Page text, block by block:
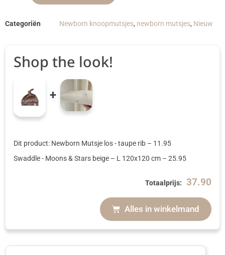
Categoriën Newborn knoopmutsjes, newborn mutsjes, Nieuw
Shop the look!
+
Totaalprijs: 37.90
Alles in winkelmand
Dit product: Newborn Mutsje los - taupe rib – 11.95
Swaddle - Moons & Stars beige – L 120x120 cm – 25.95